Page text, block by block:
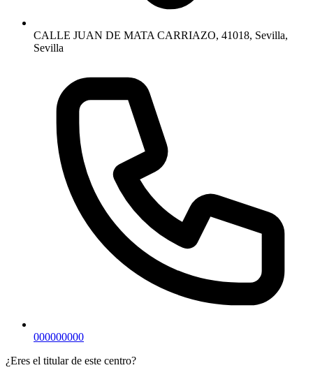
CALLE JUAN DE MATA CARRIAZO, 41018, Sevilla,
Sevilla
000000000
¿Eres el titular de este centro?